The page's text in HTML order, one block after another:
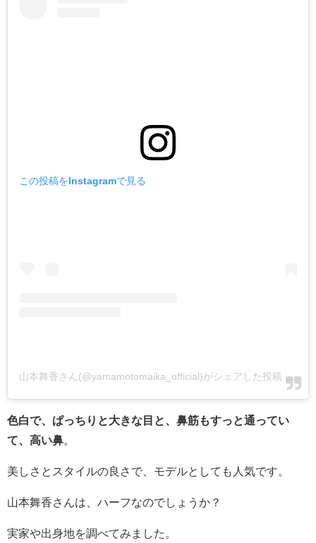
この投稿をInstagramで見る
山本舞香さん(@yamamotomaika_official)がシェアした投稿 2019
色白で、ぱっちりと大きな目と、鼻筋もすっと通ってい
て、高い鼻。
美しさとスタイルの良さで、モデルとしても人気です。
山本舞香さんは、ハーフなのでしょうか？
実家や出身地を調べてみました。